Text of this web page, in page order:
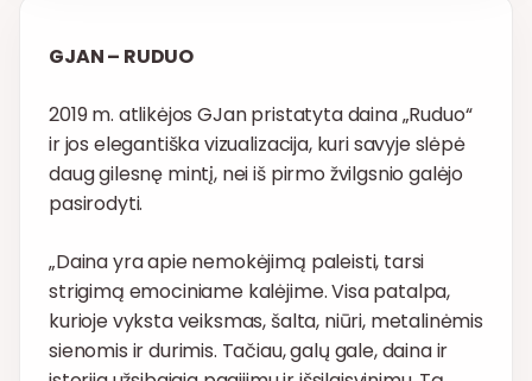
GJAN – RUDUO
2019 m. atlikėjos GJan pristatyta daina „Ruduo“
ir jos elegantiška vizualizacija, kuri savyje slėpė
daug gilesnę mintį, nei iš pirmo žvilgsnio galėjo
pasirodyti.
„Daina yra apie nemokėjimą paleisti, tarsi
strigimą emociniame kalėjime. Visa patalpa,
kurioje vyksta veiksmas, šalta, niūri, metalinėmis
sienomis ir durimis. Tačiau, galų gale, daina ir